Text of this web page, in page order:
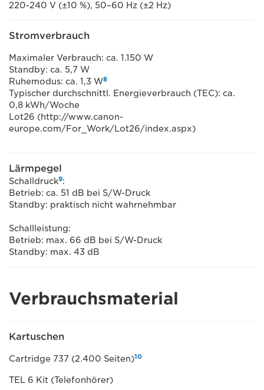
220-240 V (±10 %), 50–60 Hz (±2 Hz)
Stromverbrauch
Maximaler Verbrauch: ca. 1.150 W
Standby: ca. 5,7 W
Ruhemodus: ca. 1,3 W8
Typischer durchschnittl. Energieverbrauch (TEC): ca.
0,8 kWh/Woche
Lot26 (http://www.canon-
europe.com/For_Work/Lot26/index.aspx)
Lärmpegel
Schalldruck9:
Betrieb: ca. 51 dB bei S/W-Druck
Standby: praktisch nicht wahrnehmbar
Schallleistung:
Betrieb: max. 66 dB bei S/W-Druck
Standby: max. 43 dB
Verbrauchsmaterial
Kartuschen
Cartridge 737 (2.400 Seiten)10
TEL 6 Kit (Telefonhörer)